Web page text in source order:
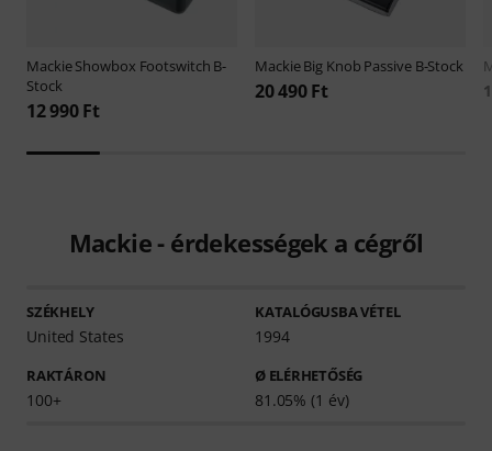
MackieShowbox Footswitch B-
Stock
12 990 Ft
MackieBig Knob Passive B-Stock
20 490 Ft
Mackie - érdekességek a cégről
SZÉKHELY
United States
KATALÓGUSBA VÉTEL
1994
RAKTÁRON
100+
Ø ELÉRHETŐSÉG
81.05% (1 év)